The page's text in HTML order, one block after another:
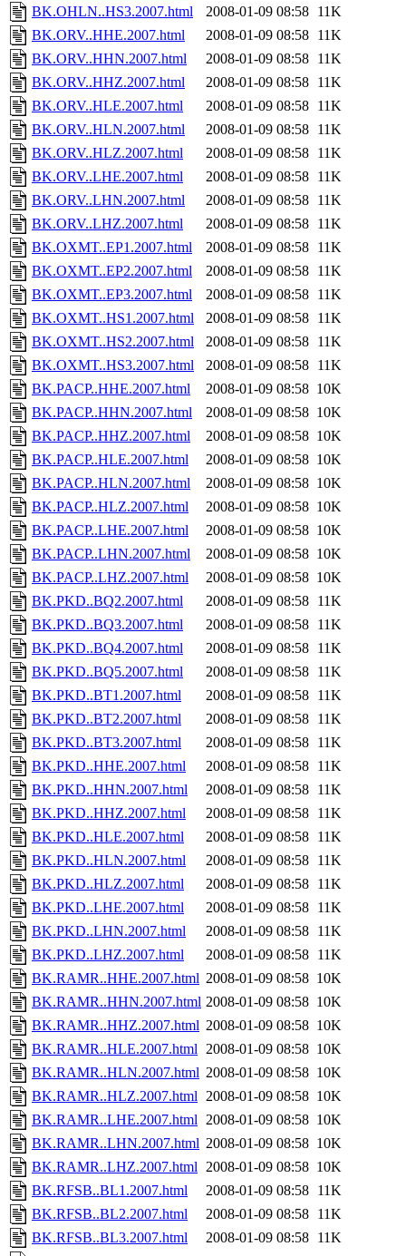
BK.OHLN..HS3.2007.html
2008-01-09 08:58 11K
BK.ORV..HHE.2007.html
2008-01-09 08:58 11K
BK.ORV..HHN.2007.html
2008-01-09 08:58 11K
BK.ORV..HHZ.2007.html
2008-01-09 08:58 11K
BK.ORV..HLE.2007.html
2008-01-09 08:58 11K
BK.ORV..HLN.2007.html
2008-01-09 08:58 11K
BK.ORV..HLZ.2007.html
2008-01-09 08:58 11K
BK.ORV..LHE.2007.html
2008-01-09 08:58 11K
BK.ORV..LHN.2007.html
2008-01-09 08:58 11K
BK.ORV..LHZ.2007.html
2008-01-09 08:58 11K
BK.OXMT..EP1.2007.html
2008-01-09 08:58 11K
BK.OXMT..EP2.2007.html
2008-01-09 08:58 11K
BK.OXMT..EP3.2007.html
2008-01-09 08:58 11K
BK.OXMT..HS1.2007.html
2008-01-09 08:58 11K
BK.OXMT..HS2.2007.html
2008-01-09 08:58 11K
BK.OXMT..HS3.2007.html
2008-01-09 08:58 11K
BK.PACP..HHE.2007.html
2008-01-09 08:58 10K
BK.PACP..HHN.2007.html
2008-01-09 08:58 10K
BK.PACP..HHZ.2007.html
2008-01-09 08:58 10K
BK.PACP..HLE.2007.html
2008-01-09 08:58 10K
BK.PACP..HLN.2007.html
2008-01-09 08:58 10K
BK.PACP..HLZ.2007.html
2008-01-09 08:58 10K
BK.PACP..LHE.2007.html
2008-01-09 08:58 10K
BK.PACP..LHN.2007.html
2008-01-09 08:58 10K
BK.PACP..LHZ.2007.html
2008-01-09 08:58 10K
BK.PKD..BQ2.2007.html
2008-01-09 08:58 11K
BK.PKD..BQ3.2007.html
2008-01-09 08:58 11K
BK.PKD..BQ4.2007.html
2008-01-09 08:58 11K
BK.PKD..BQ5.2007.html
2008-01-09 08:58 11K
BK.PKD..BT1.2007.html
2008-01-09 08:58 11K
BK.PKD..BT2.2007.html
2008-01-09 08:58 11K
BK.PKD..BT3.2007.html
2008-01-09 08:58 11K
BK.PKD..HHE.2007.html
2008-01-09 08:58 11K
BK.PKD..HHN.2007.html
2008-01-09 08:58 11K
BK.PKD..HHZ.2007.html
2008-01-09 08:58 11K
BK.PKD..HLE.2007.html
2008-01-09 08:58 11K
BK.PKD..HLN.2007.html
2008-01-09 08:58 11K
BK.PKD..HLZ.2007.html
2008-01-09 08:58 11K
BK.PKD..LHE.2007.html
2008-01-09 08:58 11K
BK.PKD..LHN.2007.html
2008-01-09 08:58 11K
BK.PKD..LHZ.2007.html
2008-01-09 08:58 11K
BK.RAMR..HHE.2007.html 2008-01-09 08:58 10K
BK.RAMR..HHN.2007.html 2008-01-09 08:58 10K
BK.RAMR..HHZ.2007.html 2008-01-09 08:58 10K
BK.RAMR..HLE.2007.html 2008-01-09 08:58 10K
BK.RAMR..HLN.2007.html 2008-01-09 08:58 10K
BK.RAMR..HLZ.2007.html 2008-01-09 08:58 10K
BK.RAMR..LHE.2007.html 2008-01-09 08:58 10K
BK.RAMR..LHN.2007.html 2008-01-09 08:58 10K
BK.RAMR..LHZ.2007.html 2008-01-09 08:58 10K
BK.RFSB..BL1.2007.html
2008-01-09 08:58 11K
BK.RFSB..BL2.2007.html
2008-01-09 08:58 11K
BK.RFSB..BL3.2007.html
2008-01-09 08:58 11K